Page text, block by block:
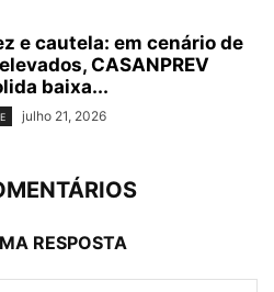
e cautela: em cenário de
CASANPREV
baixa...
julho 21, 2026
RESPOSTA